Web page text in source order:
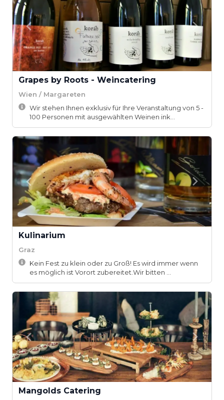
Grapes by Roots - Weincatering
Wien / Margareten
Wir stehen Ihnen exklusiv für Ihre Veranstaltung von 5 -
100 Personen mit ausgewählten Weinen ink...
Kulinarium
Graz
Kein Fest zu klein oder zu Groß! Es wird immer wenn
es möglich ist Vorort zubereitet.Wir bitten ...
Mangolds Catering